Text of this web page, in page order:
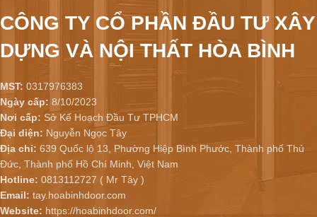
CÔNG TY CỔ PHẦN ĐẦU TƯ XÂY
DỰNG VÀ NỘI THẤT HÒA BÌNH
MST: 0317976383
Ngày cấp: 8/10/2023
Nơi cấp: Sở Kế Hoạch Đầu Tư TPHCM
Đại diện: Nguyễn Ngọc Tây
Địa chỉ: 639 Quốc lộ 13, Phường Hiệp Bình Phước, Thành phố Thủ
Đức, Thành phố Hồ Chí Minh, Việt Nam
Hotline: 0813112727 ( Mr Tây )
Email: tay.hoabinhdoor.com
Website: https://hoabinhdoor.com/